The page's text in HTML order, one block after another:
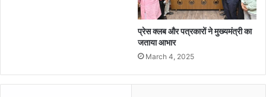
प्रेस क्लब और पत्रकारों ने मुख्यमंत्री का
जताया आभार
March 4, 2025